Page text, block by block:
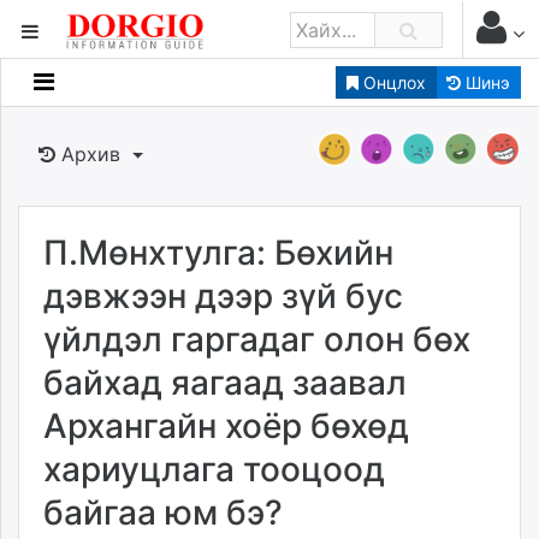
Онцлох Шинэ
Мэдээллийн
Банк санхүү
Бизнес ААН
Төрийн
dorgio.mn
Gogo.mn
news.mn
zindaa.mn
Baabar.mn
tovch.mn
Архив
П.Мөнхтулга: Бөхийн
дэвжээн дээр зүй бус
үйлдэл гаргадаг олон бөх
байхад яагаад заавал
Архангайн хоёр бөхөд
хариуцлага тооцоод
байгаа юм бэ?